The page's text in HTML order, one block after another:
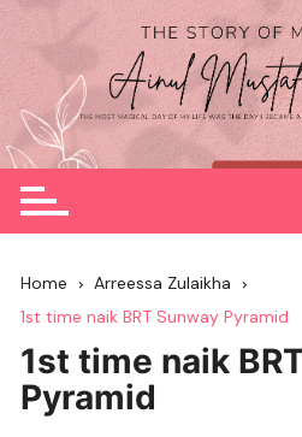
Skip
to
content
Home
Arreessa Zulaikha
1st time naik BRT Sunway Pyramid
1st time naik
Pyramid